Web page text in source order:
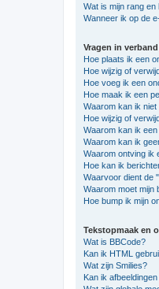
Wat is mijn rang
Wanneer ik op de
Vragen in
Hoe plaats ik een
Hoe wijzig of
Hoe voeg ik een
Hoe maak ik een
Waarom kan ik
Hoe wijzig of
Waarom kan ik
Waarom kan ik
Waarom ontving ik
Hoe kan ik
Waarvoor dient de
Waarom moet mijn
Hoe bump ik mijn
Tekstopmaak en
Wat is BBCode?
Kan ik HTML
Wat zijn Smilies?
Kan ik